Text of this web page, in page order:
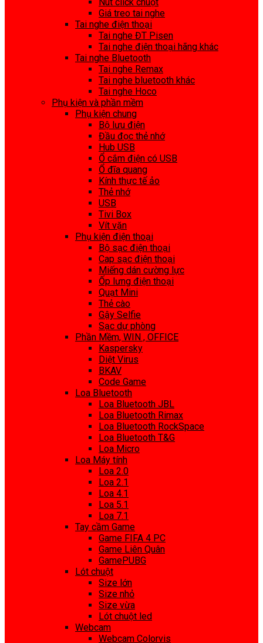
Giá treo tai nghe
Tai nghe điện thoại
Tai nghe ĐT Pisen
Tai nghe điện thoại hãng khác
Tai nghe Bluetooth
Tai nghe Remax
Tai nghe bluetooth khác
Tai nghe Hoco
Phụ kiện và phần mềm
Phụ kiện chung
Bộ lưu điện
Đầu đọc thẻ nhớ
Hub USB
Ổ cắm điện có USB
Ổ đĩa quang
Kính thực tế ảo
Thẻ nhớ
USB
Tivi Box
Vít vặn
Phụ kiện điện thoại
Bộ sạc điện thoại
Cap sạc điện thoại
Miếng dán cường lực
Ốp lưng điện thoại
Quạt Mini
Thẻ cào
Gậy Selfie
Sạc dự phòng
Phần Mềm, WIN , OFFICE
Kaspersky
Diệt Virus
BKAV
Code Game
Loa Bluetooth
Loa Bluetooth JBL
Loa Bluetooth Rimax
Loa Bluetooth RockSpace
Loa Bluetooth T&G
Loa Micro
Loa Máy tính
Loa 2.0
Loa 2.1
Loa 4.1
Loa 5.1
Loa 7.1
Tay cầm Game
Game FIFA 4 PC
Game Liên Quân
GamePUBG
Lót chuột
Size lớn
Size nhỏ
Size vừa
Lót chuột led
Webcam
Webcam Colorvis